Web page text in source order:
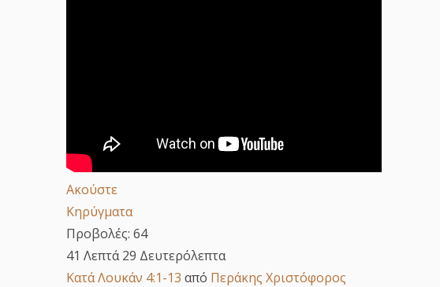
Ακούστε
Κηρύγματα
Προβολές: 64
41 Λεπτά 29 Δευτερόλεπτα
Κατά Λουκάν 4:1-13 από Περάκης Χριστόφορος